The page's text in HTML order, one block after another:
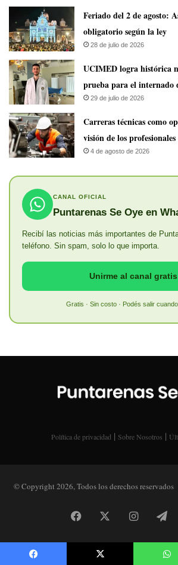
Feriado del 2 de agosto:
obligatorio según la ley
28 de julio de 2026
UCIMED logra histórica
prueba para el internado
29 de julio de 2026
Carreras técnicas como
visión de los
4 de agosto de 2026
CANAL OFICIAL
Puntarenas Se Oye en
Recibí las noticias más importantes de
teléfono. Sin spam, solo lo que importa.
Unirme al canal gratis
Gratis · Sin costo · Podés salir
Política de privacidad| Sobre Nosotros |
© Copyright 2026, Todos los derechos reservados
Facebook Instagram